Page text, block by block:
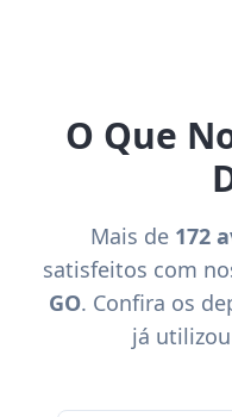
O Que
Mais de 172
satisfeitos com
GO. Confira os
já